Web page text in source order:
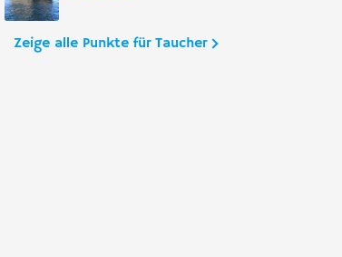
Zeige alle Punkte für Taucher